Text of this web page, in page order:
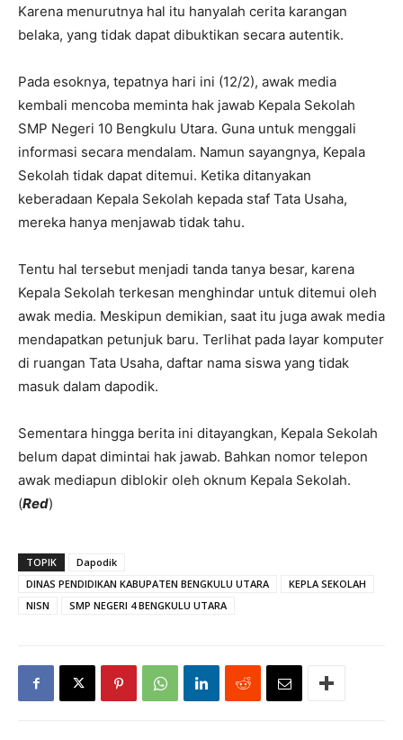
Karena menurutnya hal itu hanyalah cerita karangan
belaka, yang tidak dapat dibuktikan secara autentik.
Pada esoknya, tepatnya hari ini (12/2), awak media
kembali mencoba meminta hak jawab Kepala Sekolah
SMP Negeri 10 Bengkulu Utara. Guna untuk menggali
informasi secara mendalam. Namun sayangnya, Kepala
Sekolah tidak dapat ditemui. Ketika ditanyakan
keberadaan Kepala Sekolah kepada staf Tata Usaha,
mereka hanya menjawab tidak tahu.
Tentu hal tersebut menjadi tanda tanya besar, karena
Kepala Sekolah terkesan menghindar untuk ditemui oleh
awak media. Meskipun demikian, saat itu juga awak media
mendapatkan petunjuk baru. Terlihat pada layar komputer
di ruangan Tata Usaha, daftar nama siswa yang tidak
masuk dalam dapodik.
Sementara hingga berita ini ditayangkan, Kepala Sekolah
belum dapat dimintai hak jawab. Bahkan nomor telepon
awak mediapun diblokir oleh oknum Kepala Sekolah.
(Red)
TOPIK
Dapodik
DINAS PENDIDIKAN KABUPATEN BENGKULU UTARA
KEPLA SEKOLAH
NISN
SMP NEGERI 4 BENGKULU UTARA